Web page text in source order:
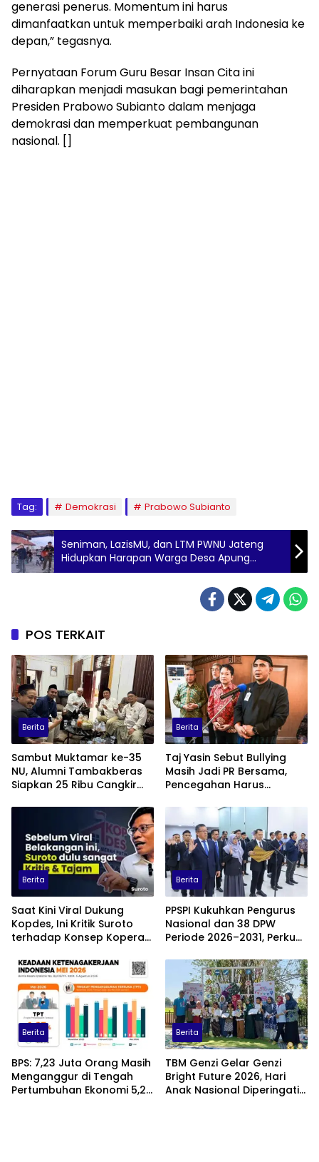
generasi penerus. Momentum ini harus
dimanfaatkan untuk memperbaiki arah Indonesia ke
depan,” tegasnya.
Pernyataan Forum Guru Besar Insan Cita ini
diharapkan menjadi masukan bagi pemerintahan
Presiden Prabowo Subianto dalam menjaga
demokrasi dan memperkuat pembangunan
nasional. []
Tag: Demokrasi Prabowo Subianto
Seniman, LazisMU, dan LTM PWNU Jateng
Hidupkan Harapan Warga Desa Apung
Timbulsloko
POS TERKAIT
Berita
Sambut Muktamar ke-35
NU, Alumni Tambakberas
Siapkan 25 Ribu Cangkir
Berita
Taj Yasin Sebut Bullying
Masih Jadi PR Bersama,
Pencegahan Harus
Pesantren
Berita
Saat Kini Viral Dukung
Kopdes, Ini Kritik Suroto
terhadap Konsep Koperasi
Berita
PPSPI Kukuhkan Pengurus
Nasional dan 38 DPW
Periode 2026–2031, Perkuat
Publik
Berita
BPS: 7,23 Juta Orang Masih
Menganggur di Tengah
Pertumbuhan Ekonomi 5,29
Berita
TBM Genzi Gelar Genzi
Bright Future 2026, Hari
Anak Nasional Diperingati